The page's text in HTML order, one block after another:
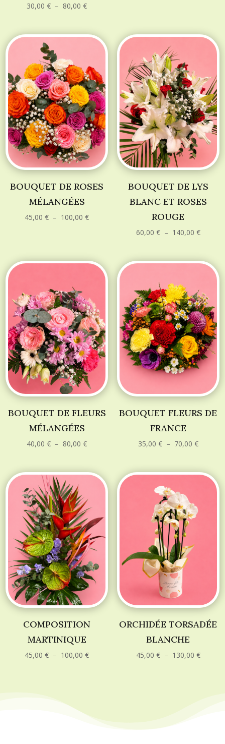
30,00€ – 80,00€Plage
à
80,00 €
BOUQUET DE ROSES
MÉLANGÉES
45,00€ – 100,00€Plage
BOUQUET DE LYS
BLANC ET ROSES
ROUGE
60,00 € – 140,00 €Plage
à
140,00
BOUQUET DE FLEURS
MÉLANGÉES
40,00€ – 80,00€Plage
à
80,00 €
BOUQUET FLEURS DE
FRANCE
35,00 € – 70,00 €Plage
à
70,00 €
COMPOSITION
MARTINIQUE
45,00€ – 100,00€Plage
ORCHIDÉE TORSADÉE
BLANCHE
45,00 € – 130,00 €Plage